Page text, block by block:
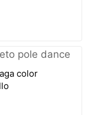
color